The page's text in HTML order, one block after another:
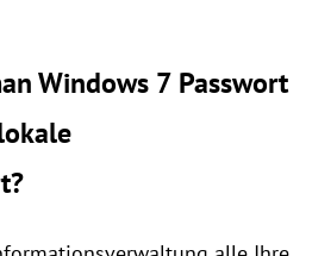
Windows 7 Passwort